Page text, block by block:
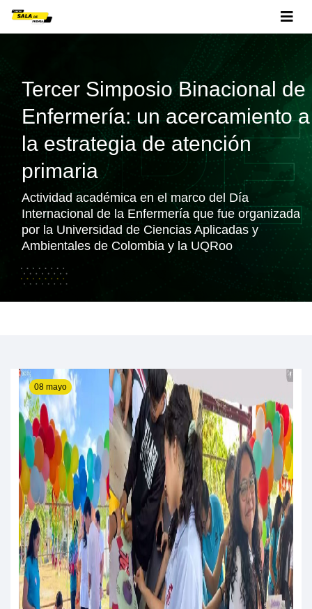
Tercer Simposio Binacional de
Enfermería: un acercamiento a
la estrategia de atención
primaria
Actividad académica en el marco del Día
Internacional de la Enfermería que fue organizada
por la Universidad de Ciencias Aplicadas y
Ambientales de Colombia y la UQRoo
08 mayo